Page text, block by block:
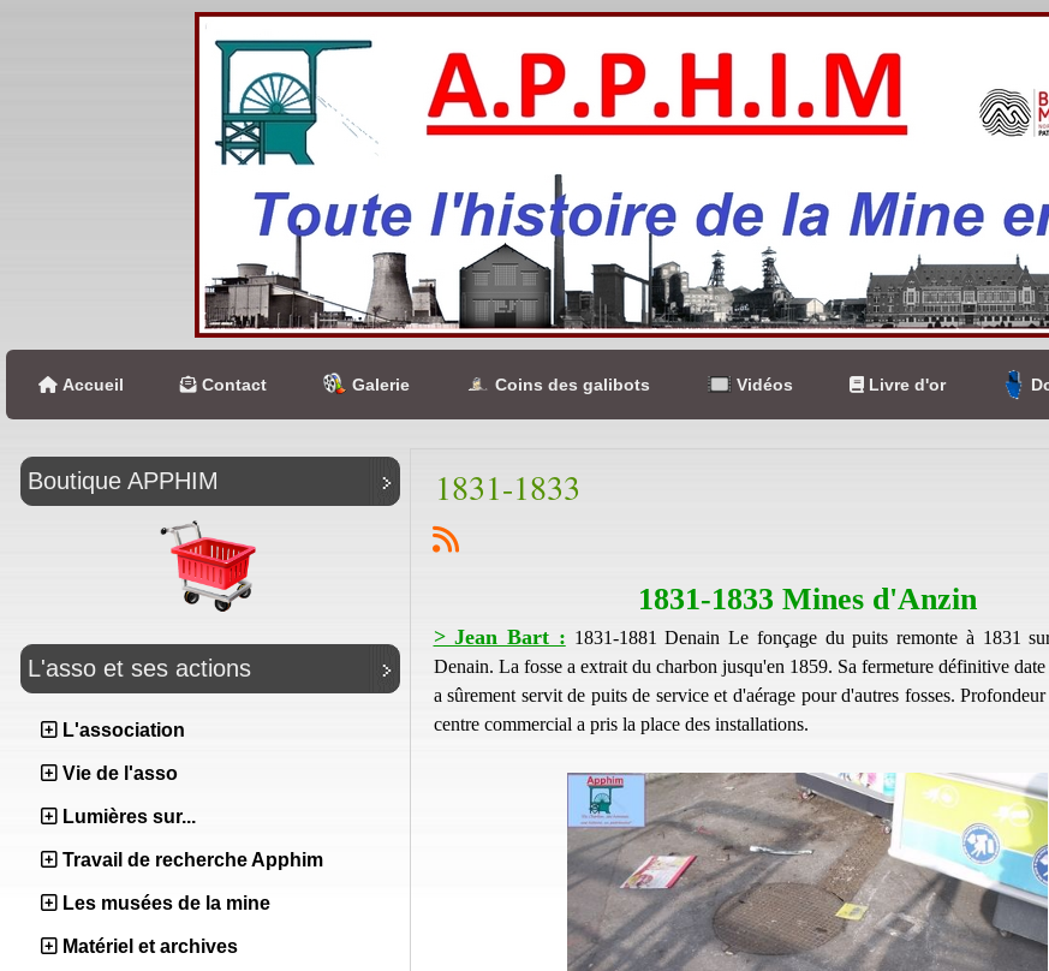
Accueil Contact Galerie Coins des galibots Vidéos Livre d'or
Boutique APPHIM
L'asso et ses actions
L'association
Vie de l'asso
Lumières sur...
Travail de recherche Apphim
Les musées de la mine
Matériel et archives
1831-1833
1831-1833 Mines d'Anzin
> Jean Bart : 1831-1881 Denain Le fonçage du puits remonte à 1831
Denain. La fosse a extrait du charbon jusqu'en 1859. Sa fermeture définitive
a sûrement servit de puits de service et d'aérage pour d'autres fosses.
centre commercial a pris la place des installations.